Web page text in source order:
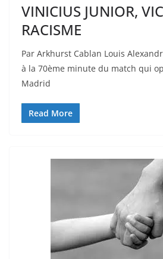
VINICIUS JUNIOR,
RACISME
Par Arkhurst Cablan Louis
à la 70ème minute du match qui
Madrid
Read More